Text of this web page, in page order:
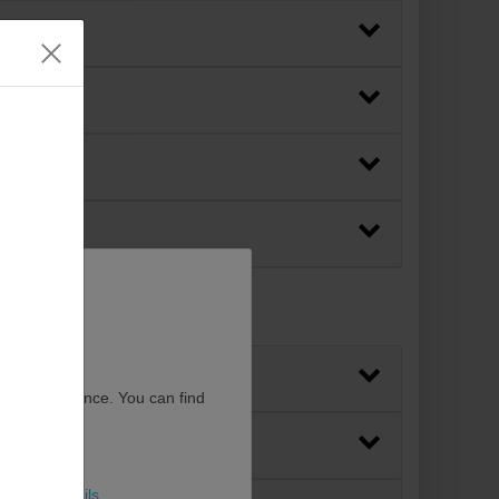
experience. You can find
More details